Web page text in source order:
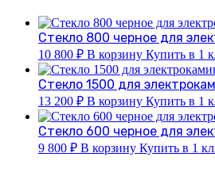
Стекло 800 черное для
10 800 ₽ В корзину Купить в 1
Стекло 1500 для
13 200 ₽ В корзину Купить в 1
Стекло 600 черное для
9 800 ₽ В корзину Купить в 1